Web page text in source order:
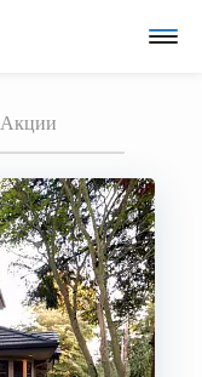
Акции